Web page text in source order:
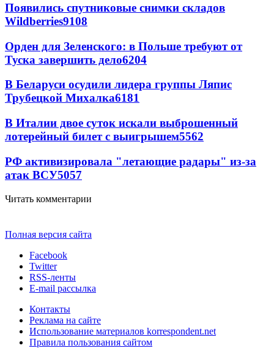
Появились спутниковые снимки складов
Wildberries9108
Орден для Зеленского: в Польше требуют от
Туска завершить дело6204
В Беларуси осудили лидера группы Ляпис
Трубецкой Михалка6181
В Италии двое суток искали выброшенный
лотерейный билет с выигрышем5562
РФ активизировала "летающие радары" из-за
атак ВСУ5057
Читать комментарии
Полная версия сайта
Facebook
Twitter
RSS-ленты
E-mail рассылка
Контакты
Реклама на сайте
Использование материалов korrespondent.net
Правила пользования сайтом